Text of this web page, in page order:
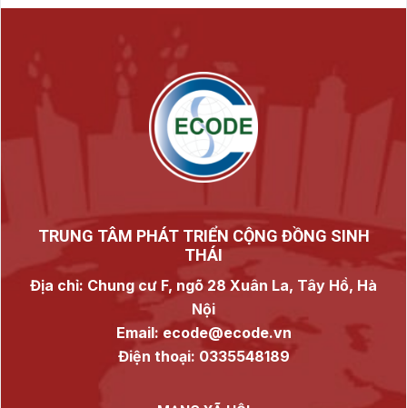
TRUNG TÂM PHÁT TRIỂN CỘNG ĐỒNG SINH
THÁI
Địa chỉ: Chung cư F, ngõ 28 Xuân La, Tây Hồ, Hà
Nội
Email: ecode@ecode.vn
Điện thoại: 0335548189